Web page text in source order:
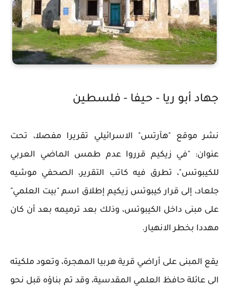
جهاد أبو ريا - حيفا - فلسطين
نشر موقع "هآرتس" الاسرائيلي تقريرا مفصلا، تحت
عنوان: "في زيكيم قرروا عدم طمس الماضي العربي
للكيبوتس"، تطرق فيه كاتب التقرير، الصحفي موشيه
جلعاد، إلى قرار كيبوتس زيكيم إطلاق اسم "بيت العلمي"
على مبنى داخل الكيبوتس، وذلك بعد ترميمه بعد أن كان
مهددا بخطر الانهيار.
يقع المبنى على أراضي قرية هربيا المهجرة، وتعود ملكيته
الى عائلة حافظ العلمي المقدسية، وقد تم بناؤه قبل نحو